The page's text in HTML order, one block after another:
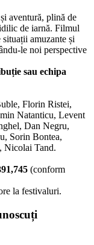
aventură, plină de
de iarnă. Filmul
amuzante și
le noi perspective
sau echipa
Florin Ristei,
Natanticu, Levent
Dan Negru,
Sorin Bontea,
Nicolai Tand.
(conform
la festivaluri.